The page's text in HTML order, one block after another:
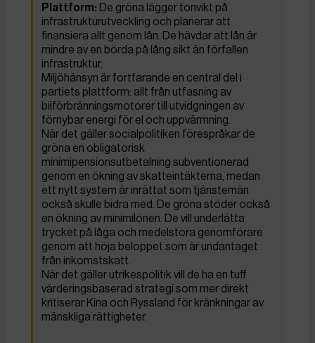
Plattform: De gröna lägger tonvikt på
infrastrukturutveckling och planerar att
finansiera allt genom lån. De hävdar att lån är
mindre av en börda på lång sikt än förfallen
infrastruktur.
Miljöhänsyn är fortfarande en central del i
partiets plattform: allt från utfasning av
bilförbränningsmotorer till utvidgningen av
förnybar energi för el och uppvärmning.
När det gäller socialpolitiken förespråkar de
gröna en obligatorisk
minimipensionsutbetalning subventionerad
genom en ökning av skatteintäkterna, medan
ett nytt system är inrättat som tjänstemän
också skulle bidra med. De gröna stöder också
en ökning av minimilönen. De vill underlätta
trycket på låga och medelstora genomförare
genom att höja beloppet som är undantaget
från inkomstskatt.
När det gäller utrikespolitik vill de ha en tuff
värderingsbaserad strategi som mer direkt
kritiserar Kina och Ryssland för kränkningar av
mänskliga rättigheter.